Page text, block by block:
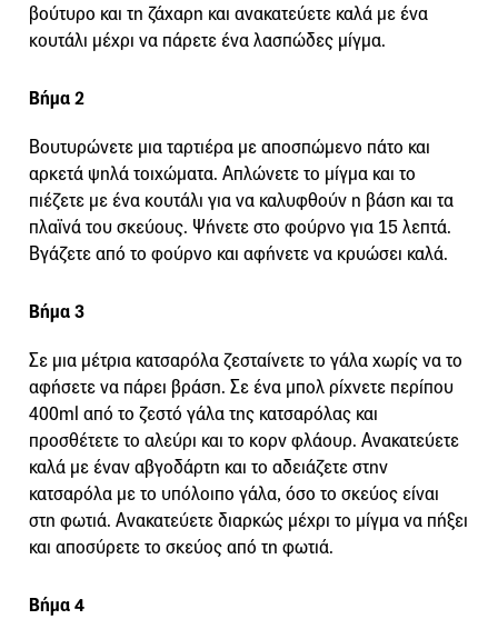
βούτυρο και τη ζάχαρη και ανακατεύετε καλά με ένα
κουτάλι μέχρι να πάρετε ένα λασπώδες μίγμα.
Βήμα 2
Βουτυρώνετε μια ταρτιέρα με αποσπώμενο πάτο και
αρκετά ψηλά τοιχώματα. Απλώνετε το μίγμα και το
πιέζετε με ένα κουτάλι για να καλυφθούν η βάση και τα
πλαϊνά του σκεύους. Ψήνετε στο φούρνο για 15 λεπτά.
Βγάζετε από το φούρνο και αφήνετε να κρυώσει καλά.
Βήμα 3
Σε μια μέτρια κατσαρόλα ζεσταίνετε το γάλα χωρίς να το
αφήσετε να πάρει βράση. Σε ένα μπολ ρίχνετε περίπου
400ml από το ζεστό γάλα της κατσαρόλας και
προσθέτετε το αλεύρι και το κορν φλάουρ. Ανακατεύετε
καλά με έναν αβγοδάρτη και το αδειάζετε στην
κατσαρόλα με το υπόλοιπο γάλα, όσο το σκεύος είναι
στη φωτιά. Ανακατεύετε διαρκώς μέχρι το μίγμα να πήξει
και αποσύρετε το σκεύος από τη φωτιά.
Βήμα 4